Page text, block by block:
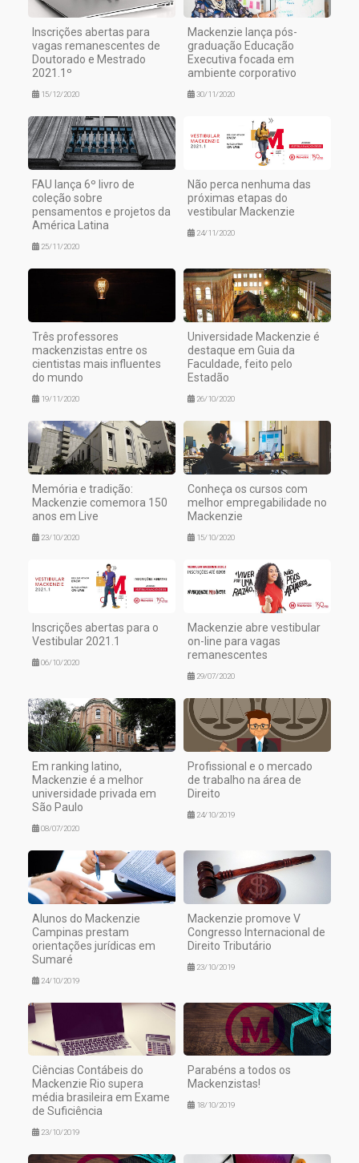
Inscrições abertas para
vagas remanescentes de
Doutorado e Mestrado
2021.1º
15/12/2020
Mackenzie lança pós-
graduação Educação
Executiva focada em
ambiente corporativo
30/11/2020
FAU lança 6º livro de
coleção sobre
pensamentos e projetos da
América Latina
25/11/2020
Não perca nenhuma das
próximas etapas do
vestibular Mackenzie
24/11/2020
Três professores
mackenzistas entre os
cientistas mais influentes
do mundo
19/11/2020
Universidade Mackenzie é
destaque em Guia da
Faculdade, feito pelo
Estadão
26/10/2020
Memória e tradição:
Mackenzie comemora 150
anos em Live
23/10/2020
Conheça os cursos com
melhor empregabilidade no
Mackenzie
15/10/2020
Inscrições abertas para o
Vestibular 2021.1
06/10/2020
Mackenzie abre vestibular
on-line para vagas
remanescentes
29/07/2020
Em ranking latino,
Mackenzie é a melhor
universidade privada em
São Paulo
08/07/2020
Profissional e o mercado
de trabalho na área de
Direito
24/10/2019
Alunos do Mackenzie
Campinas prestam
orientações jurídicas em
Sumaré
24/10/2019
Mackenzie promove V
Congresso Internacional de
Direito Tributário
23/10/2019
Ciências Contábeis do
Mackenzie Rio supera
média brasileira em Exame
de Suficiência
23/10/2019
Parabéns a todos os
Mackenzistas!
18/10/2019